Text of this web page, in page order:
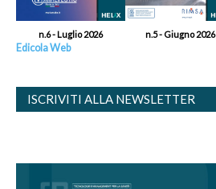
n.6 - Luglio 2026 n.5 - Giugno 2026
Edicola Web
ISCRIVITI ALLA NEWSLETTER